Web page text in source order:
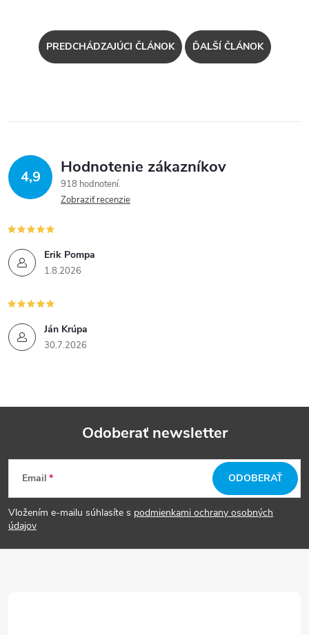
PREDCHÁDZAJÚCI ČLÁNOK ĎALŠÍ ČLÁNOK
4,9 Hodnotenie zákazníkov
918 hodnotení
Zobraziť recenzie
Erik Pompa
1.8.2026
Ján Krúpa
30.7.2026
Z
á
p
Odoberať newsletter
Email
Vložením e-mailu súhlasíte s podmienkami ochrany osobných
údajov
ODOBERAŤ